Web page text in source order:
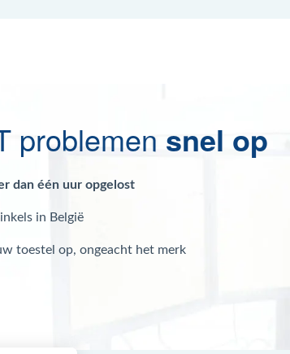
problemen snel op
dan één uur opgelost
in België
toestel op, ongeacht het merk